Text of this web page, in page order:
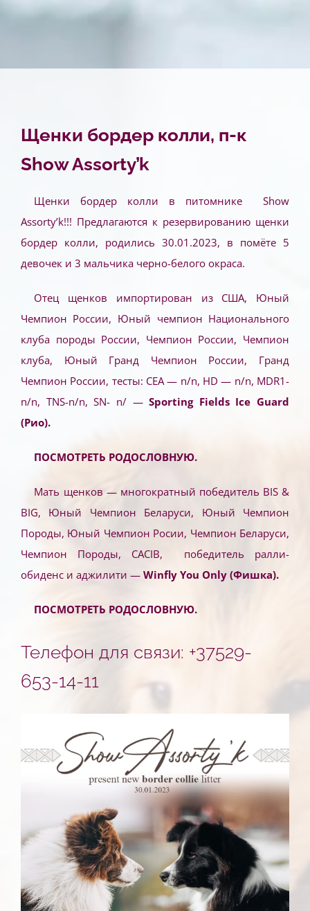
Щенки бордер колли, п-к
Show Assorty’k
Щенки бордер колли в питомнике Show
Assorty’k!!! Предлагаются к резервированию щенки
бордер колли, родились 30.01.2023, в помёте 5
девочек и 3 мальчика черно-белого окраса.
Отец щенков импортирован из США, Юный
Чемпион России, Юный чемпион Национального
клуба породы России, Чемпион России, Чемпион
клуба, Юный Гранд Чемпион России, Гранд
Чемпион России, тесты: СЕА — n/n, HD — n/n, MDR1-
n/n, TNS-n/n, SN- n/—Sporting Fields Ice Guard
(Рио).
ПОСМОТРЕТЬ РОДОСЛОВНУЮ.
Мать щенков — многократный победитель BIS &
BIG, Юный Чемпион Беларуси, Юный Чемпион
Породы, Юный Чемпион Росии, Чемпион Беларуси,
Чемпион Породы, CACIB, победитель ралли-
обиденс и аджилити — Winfly You Only (Фишка).
ПОСМОТРЕТЬ РОДОСЛОВНУЮ.
Телефон для связи: +37529-
653-14-11